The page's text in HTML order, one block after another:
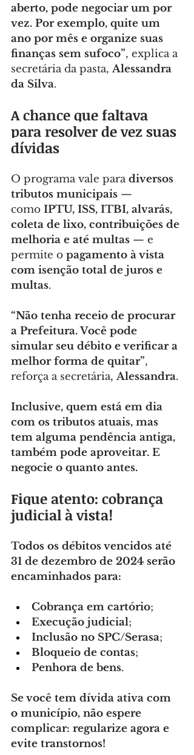
aberto, pode negociar um por
vez. Por exemplo, quite um
ano por mês e organize suas
finanças sem sufoco”, explica a
secretária da pasta, Alessandra
da Silva.
A chance que faltava
para resolver de vez suas
dívidas
O programa vale para diversos
tributos municipais —
como IPTU, ISS, ITBI, alvarás,
coleta de lixo, contribuições de
melhoria e até multas — e
permite o pagamento à vista
com isenção total de juros e
multas.
“Não tenha receio de procurar
a Prefeitura. Você pode
simular seu débito e verificar a
melhor forma de quitar”,
reforça a secretária, Alessandra.
Inclusive, quem está em dia
com os tributos atuais, mas
tem alguma pendência antiga,
também pode aproveitar. E
negocie o quanto antes.
Fique atento: cobrança
judicial à vista!
Todos os débitos vencidos até
31 de dezembro de 2024 serão
encaminhados para:
Cobrança em cartório;
Execução judicial;
Inclusão no SPC/Serasa;
Bloqueio de contas;
Penhora de bens.
Se você tem dívida ativa com
o município, não espere
complicar: regularize agora e
evite transtornos!